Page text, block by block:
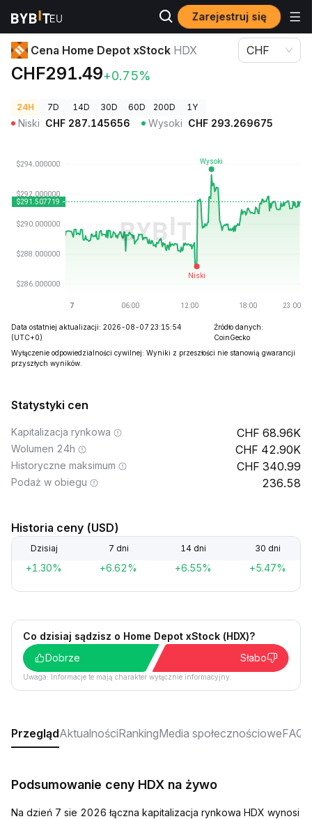
Zarejestruj się
Ceny kryptowalut Cena Home Depot xStock HDX
Cena Home Depot xStock HDX
CHF291.49+0.75%
CHF
24H 7D 14D 30D 60D 200D 1Y
Niski CHF 287.145656 Wysoki CHF 293.269675
Data ostatniej aktualizacji: 2026-08-07 23:15:54
(UTC+0)
Źródło danych:
CoinGecko
Wyłączenie odpowiedzialności cywilnej: Wyniki z przeszłości nie stanowią gwarancji
przyszłych wyników.
Statystyki cen
Kapitalizacja rynkowa 68.96K
Wolumen 24h 42.90K
Historyczne maksimum 340.99
Podaż w obiegu 236.58
Historia ceny (USD)
Dzisiaj 7 dni 14 dni 30 dni
+1.30% +6.62% +6.55% +5.47%
Co dzisiaj sądzisz o Home Depot xStock (HDX)?
Dobrze
Słabo
Uwaga: Informacje te mają charakter wyłącznie informacyjny.
PrzeglądAktualnościRankingMedia społecznościoweFAQ
Podsumowanie ceny HDX na żywo
Na dzień 7 sie 2026 łączna kapitalizacja rynkowa HDX wynosi